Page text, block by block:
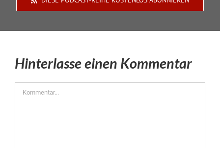
Hinterlasse einen Kommentar